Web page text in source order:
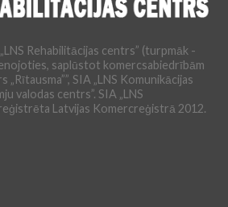
Rehabilitācijas centrs” (turpmāk -
saplūstot komercsabiedrībām
SIA „LNS Komunikācijas
valodas centrs”. SIA „LNS
Latvijas Komercreģistrā 2012.